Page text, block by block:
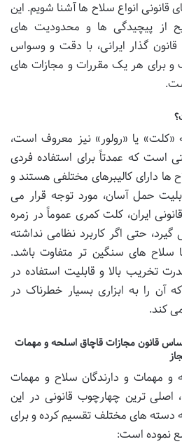
قانونی انواع سلاح ها آشنا شویم. این
از پیچیدگی ها و محدودیت های
گذار ایرانی، با دقت و وسواس
و برای هر یک مقررات و مجازات های
یا «رولور» نیز معروف است،
که عمدتاً برای استفاده فردی
دارای کالیبرهای مختلفی هستند و
حمل آسان، مورد توجه قرار می
ایران، کلت کمری عموماً در زمره
حتی اگر کاربرد نظامی نداشته
سلاح های سنگین تر متفاوت باشد.
تخریب بالا و قابلیت استفاده در
را به ابزاری بسیار خطرناک در
کند.
قانون مجازات قاچاق اسلحه و مهمات
و مهمات و دارندگان سلاح و مهمات
غیرمجاز مصوب سال ۱۳۹۰، اصلی ترین چهارچوب قانونی در این
دسته های مختلف تقسیم کرده و برای
نموده است: